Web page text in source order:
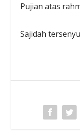
Pujian atas
Sajidah